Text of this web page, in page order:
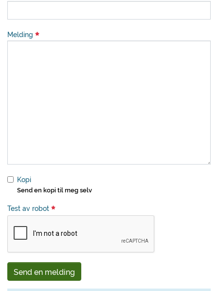
Melding
Kopi
Send en kopi til meg selv
Test av robot
Send en melding